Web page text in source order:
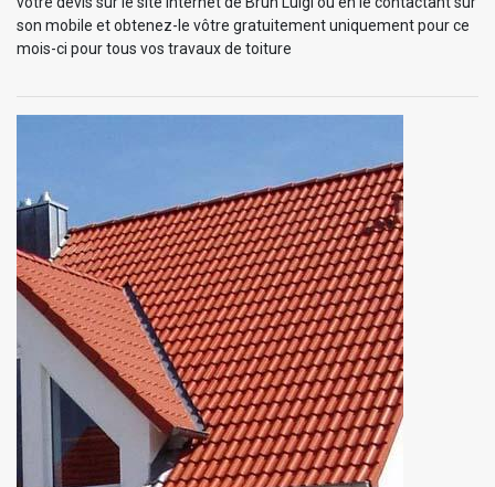
son mobile et obtenez-le vôtre gratuitement uniquement pour ce
mois-ci pour tous vos travaux de toiture